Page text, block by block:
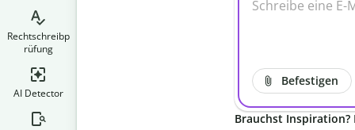
Rechtschreibp
rüfung
AI Detector
Befestigen
Brauchst Inspiration?